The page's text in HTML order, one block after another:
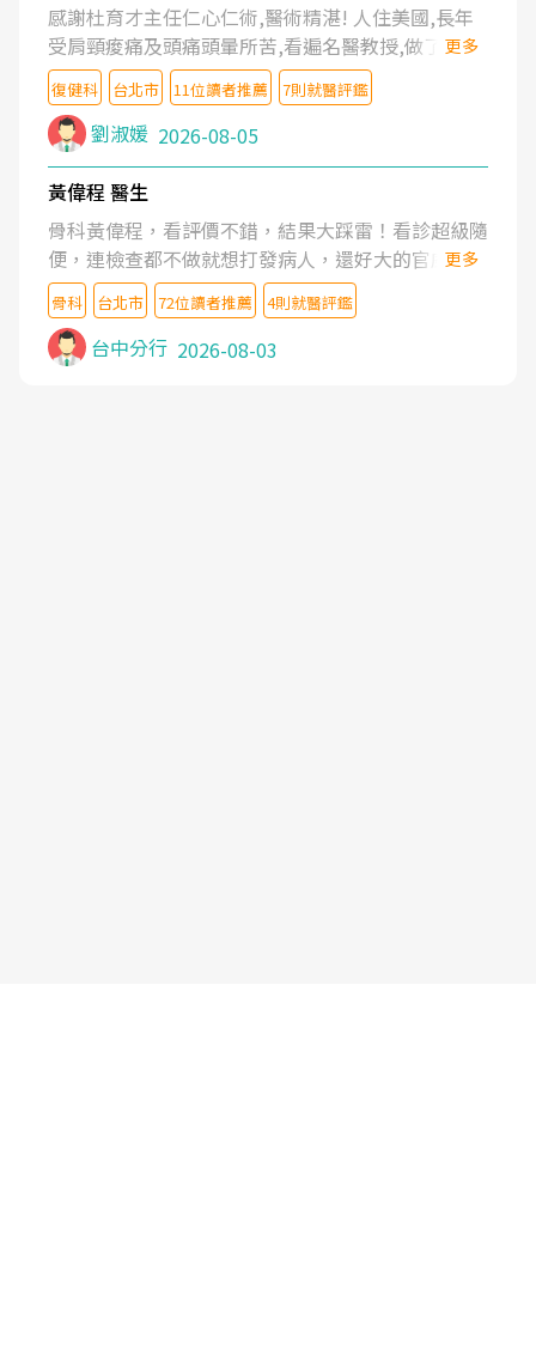
感謝杜育才主任仁心仁術,醫術精湛! 人住美國,長年
受肩頸痠痛及頭痛頭暈所苦,看遍名醫教授,做了各種
檢查,也嘗試過西醫打針,中醫針灸及物理徒手治療都
沒有用,後來連吃到嗎啡類止痛藥都效果有限,只是壓
症狀,沒多久就痛起來,多年失眠嚴重影響生活品質.
台灣親友介紹忠孝醫院杜育才主任是頸頭症候群專
家,上網搜尋杜主任相關文章新聞跟網路評價之後,下
定決心飛回台北找杜醫師診治. 杜主任的乾針跟增生
治療真的很厲害,第一次乾針就覺得整個肩頸鬆開,回
家特別好睡,經過幾次治療,長年頑疾已經好了大半,杜
主任除了打針超厲害,還會一直交代要改善姿勢跟好
好做運動,看診態度親切溫暖,真的是不可多得的良醫,
大力推荐!
更多
復健科 台北市 11位讀者推薦 7則就醫評鑑
劉淑媛 2026-08-05
黃偉程 醫生
骨科黃偉程，看評價不錯，結果大踩雷！看診超級隨
便，連檢查都不做就想打發病人，還好大的官威 ...
想詢問病情還被陰陽怪氣嘲諷一番。可能好評帶來的
大頭症，變得自負不尊重病人。醫術也不行，畢竟連
檢查都懶得做，治療會有用才怪。大家避雷吧！
更多
骨科 台北市 72位讀者推薦 4則就醫評鑑
台中分行 2026-08-03